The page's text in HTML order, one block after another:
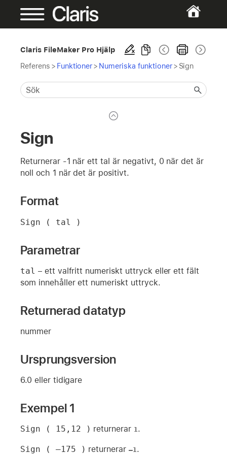
Claris FileMaker Pro Hjälp
Referens > Funktioner> Numeriska funktioner > Sign
Sign
Returnerar -1 när ett tal är negativt, 0 när det är
noll och 1 när det är positivt.
Format
Sign ( tal )
Parametrar
tal – ett valfritt numeriskt uttryck eller ett fält
som innehåller ett numeriskt uttryck.
Returnerad datatyp
nummer
Ursprungsversion
6.0 eller tidigare
Exempel 1
Sign ( 15,12 ) returnerar 1 .
Sign ( –175 ) returnerar–1 .